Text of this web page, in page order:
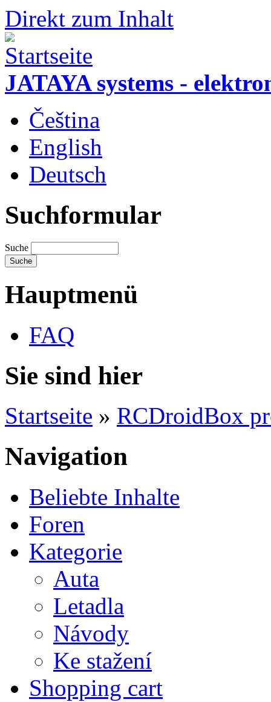
Direkt zum Inhalt
JATAYA systems -
Čeština
English
Deutsch
Suchformular
Suche
Hauptmenü
FAQ
Sie sind hier
Startseite » RCDroidBox
Navigation
Beliebte Inhalte
Foren
Kategorie
Auta
Letadla
Návody
Ke stažení
Shopping cart